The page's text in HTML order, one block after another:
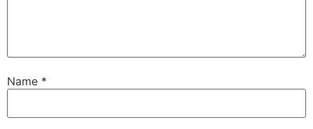
Name *